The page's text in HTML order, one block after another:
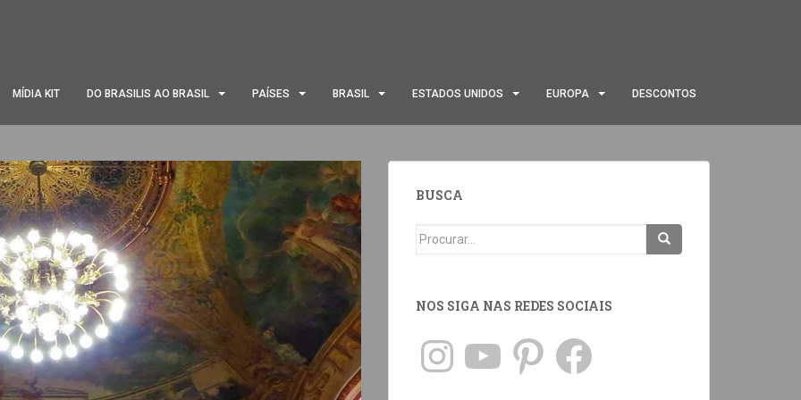
MÍDIA KIT DO BRASILIS AO BRASIL PAÍSES BRASIL ESTADOS UNIDOS EUROPA DESCONTOS
BUSCA
NOS SIGA NAS REDES SOCIAIS